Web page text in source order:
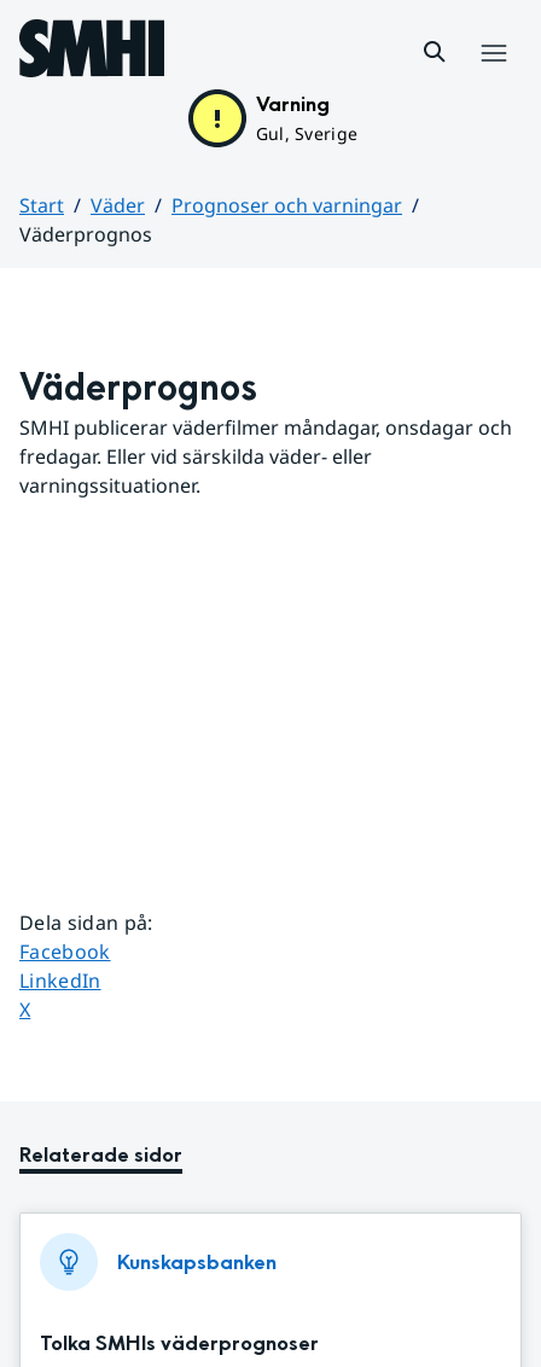
Hoppa till sidans innehåll
Varning
Gul, Sverige
Start Väder
Prognoser och varningar
Väderprognos
Väderprognos
SMHI publicerar väderfilmer måndagar, onsdagar och
fredagar. Eller vid särskilda väder- eller
varningssituationer.
Dela sidan på:
Dela sidan på
Facebook
Dela sidan på
LinkedIn
Dela sidan på
X
Relaterade sidor
Kunskapsbanken
Tolka SMHIs väderprognoser